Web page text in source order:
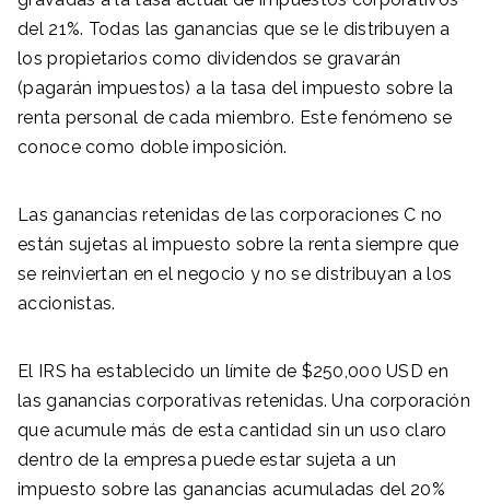
del 21%. Todas las ganancias que se le distribuyen a
los propietarios como dividendos se gravarán
(pagarán impuestos) a la tasa del impuesto sobre la
renta personal de cada miembro. Este fenómeno se
conoce como doble imposición.
Las ganancias retenidas de las corporaciones C no
están sujetas al impuesto sobre la renta siempre que
se reinviertan en el negocio y no se distribuyan a los
accionistas.
El IRS ha establecido un límite de $250,000 USD en
las ganancias corporativas retenidas. Una corporación
que acumule más de esta cantidad sin un uso claro
dentro de la empresa puede estar sujeta a un
impuesto sobre las ganancias acumuladas del 20%